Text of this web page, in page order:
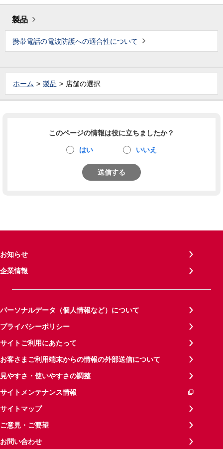
製品
携帯電話の電波防護への適合性について
ホーム 製品 店舗の選択
このページの情報は役に立ちましたか？
はい いいえ
送信する
お知らせ
企業情報
パーソナルデータ（個人情報など）について
プライバシーポリシー
サイトご利用にあたって
お客さまご利用端末からの情報の外部送信について
見やすさ・使いやすさの調整
サイトメンテナンス情報
サイトマップ
ご意見・ご要望
お問い合わせ